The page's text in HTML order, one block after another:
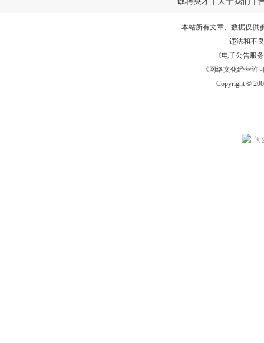
本站所有文章、数据仅供
违法和不
《电子公告服务
《网络文化经营许
Copyright ©
闽